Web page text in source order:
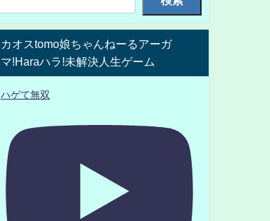
カオスtomo娘ちゃんねーるアーガ
マ!Haraハラ!未解決人生ゲーム
ハゲて無双